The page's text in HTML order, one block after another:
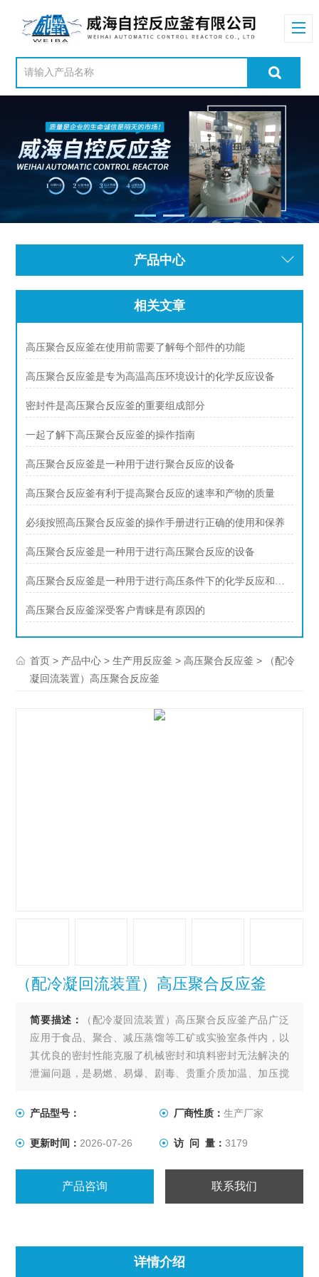
产品中心
相关文章
高压聚合反应釜在使用前需要了解每个部件的功能
高压聚合反应釜是专为高温高压环境设计的化学反应设备
密封件是高压聚合反应釜的重要组成部分
一起了解下高压聚合反应釜的操作指南
高压聚合反应釜是一种用于进行聚合反应的设备
高压聚合反应釜有利于提高聚合反应的速率和产物的质量
必须按照高压聚合反应釜的操作手册进行正确的使用和保养
高压聚合反应釜是一种用于进行高压聚合反应的设备
高压聚合反应釜是一种用于进行高压条件下的化学反应和聚合反应的设备
高压聚合反应釜深受客户青睐是有原因的
首页 > 产品中心 >生产用反应釜 >高压聚合反应釜 > （配冷
凝回流装置）高压聚合反应釜
（配冷凝回流装置）高压聚合反应釜
简要描述：
（配冷凝回流装置）高压聚合反应釜产品广泛
应用于食品、聚合、减压蒸馏等工矿或实验室条件内，以
其优良的密封性能克服了机械密封和填料密封无法解决的
泄漏问题，是易燃、易爆、剧毒、贵重介质加温、加压搅
产品型号：
厂商性质： 生产厂家
更新时间： 2026-07-26 访 问 量： 3179
产品咨询 联系我们
详情介绍